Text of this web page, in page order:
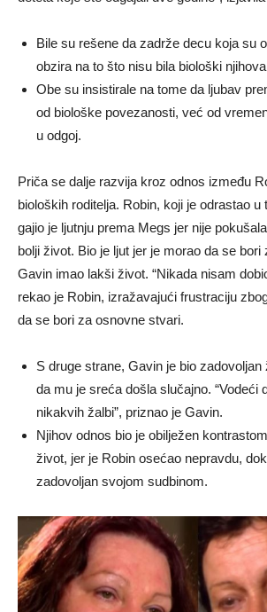
Bile su rešene da zadrže decu koja su
obzira na to što nisu bila biološki
Obe su insistirale na tome da ljubav
od biološke povezanosti, već od
u odgoj.
Priča se dalje razvija kroz odnos između
bioloških roditelja. Robin, koji je odrastao
gajio je ljutnju prema Megs jer nije
bolji život. Bio je ljut jer je morao da se bori
Gavin imao lakši život. “Nikada nisam
rekao je Robin, izražavajući frustraciju
da se bori za osnovne stvari.
S druge strane, Gavin je bio
da mu je sreća došla slučajno. “Vodeći
nikakvih žalbi”, priznao je Gavin.
Njihov odnos bio je obilježen
život, jer je Robin osećao nepravdu,
zadovoljan svojom sudbinom.